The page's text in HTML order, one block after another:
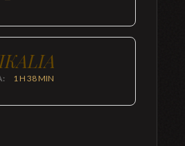
1 H 38 MIN